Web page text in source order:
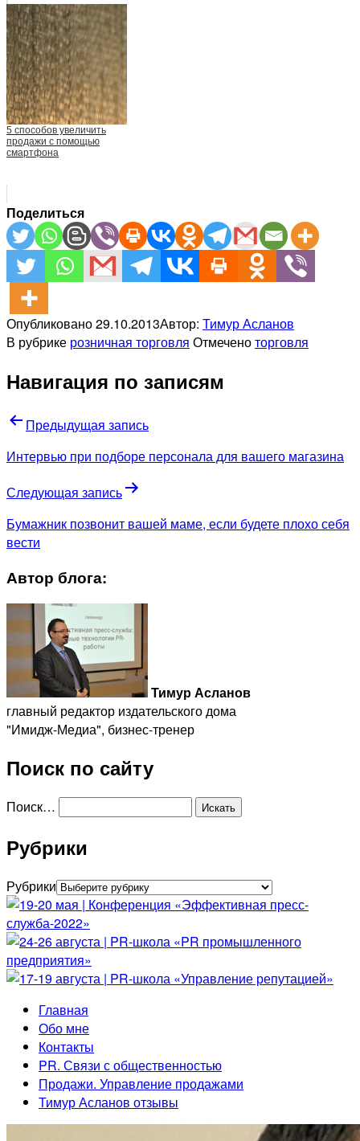
5 способов увеличить
продажи с помощью
смартфона
Поделиться
Опубликовано29.10.2013Автор: Тимур Асланов
В рубрике розничная торговля Отмеченоторговля
Навигация по записям
Предыдущая запись
Интервью при подборе персонала для вашего магазина
Следующая запись
Бумажник позвонит вашей маме, если будете плохо себя
вести
Автор блога:
Тимур Асланов
главный редактор издательского дома
"Имидж-Медиа", бизнес-тренер
Поиск по сайту
Поиск…
Рубрики
Рубрики
Главная
Обо мне
Контакты
PR. Связи с общественностью
Продажи. Управление продажами
Тимур Асланов отзывы